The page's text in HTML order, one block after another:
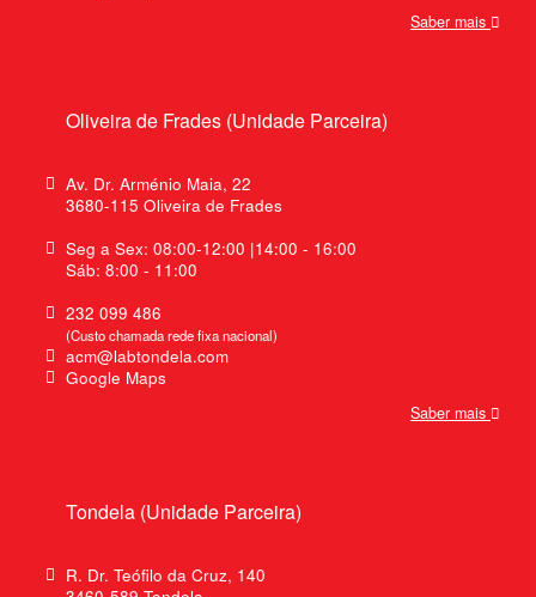
Saber mais
Oliveira de Frades (Unidade Parceira)
Av. Dr. Arménio Maia, 22
3680-115 Oliveira de Frades
Seg a Sex: 08:00-12:00 |14:00 - 16:00
Sáb: 8:00 - 11:00
232 099 486
(Custo chamada rede fixa nacional)
acm@labtondela.com
Google Maps
Saber mais
Tondela (Unidade Parceira)
R. Dr. Teófilo da Cruz, 140